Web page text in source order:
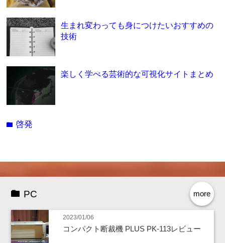
生まれ変わっても身につけたいおすすめの
技術
楽しく学べる芸術的な可視化サイトまとめ
folder啓発
more
PC
2023/01/06
コンパクト断裁機 PLUS PK-113レビュー